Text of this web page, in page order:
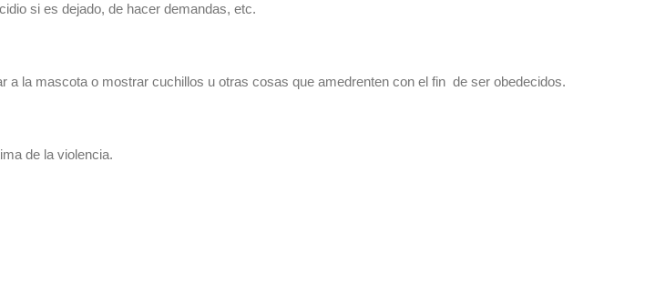
si es dejado, de hacer demandas, etc.
la mascota o mostrar cuchillos u otras cosas que amedrenten con el fin de ser obedecidos.
de la violencia.